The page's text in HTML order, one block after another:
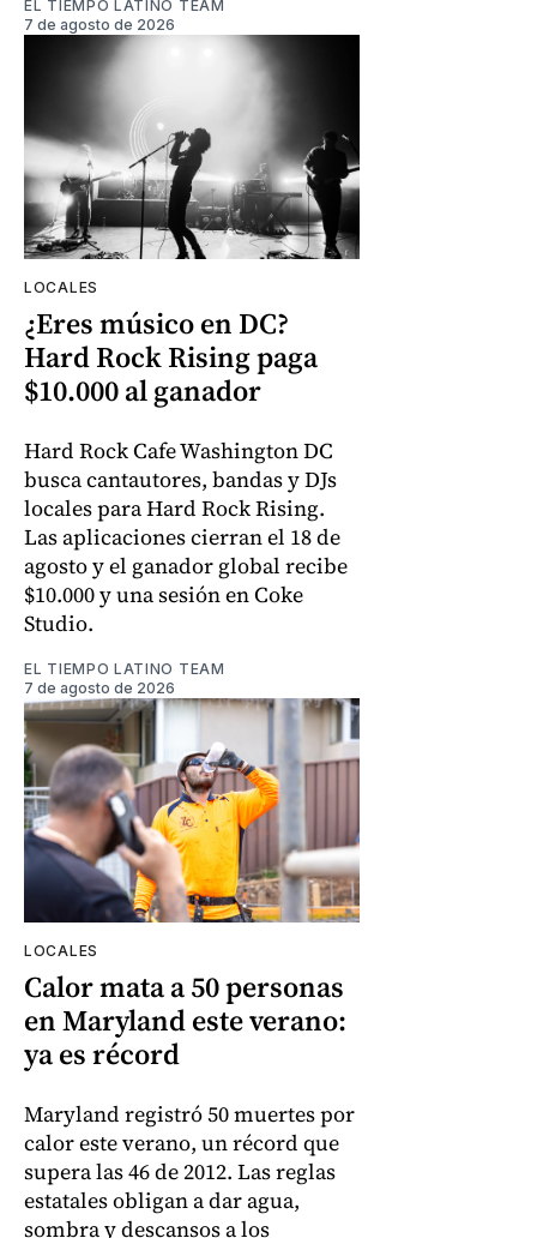
EL TIEMPO LATINO TEAM
7 de agosto de 2026
LOCALES
¿Eres músico en DC?
Hard Rock Rising paga
$10.000 al ganador
Hard Rock Cafe Washington DC
busca cantautores, bandas y DJs
locales para Hard Rock Rising.
Las aplicaciones cierran el 18 de
agosto y el ganador global recibe
$10.000 y una sesión en Coke
Studio.
EL TIEMPO LATINO TEAM
7 de agosto de 2026
LOCALES
Calor mata a 50 personas
en Maryland este verano:
ya es récord
Maryland registró 50 muertes por
calor este verano, un récord que
supera las 46 de 2012. Las reglas
estatales obligan a dar agua,
sombra y descansos a los